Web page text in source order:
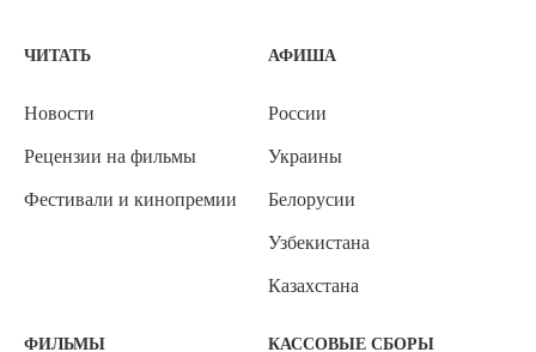
ЧИТАТЬ
Новости
Рецензии на фильмы
Фестивали и кинопремии
АФИША
России
Украины
Белорусии
Узбекистана
Казахстана
ФИЛЬМЫ КАССОВЫЕ СБОРЫ